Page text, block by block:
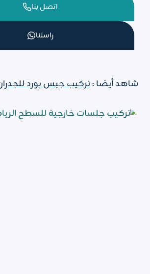
اتصل بنا
راسلنا
شاهد أيضا :تركيب جبس بورد